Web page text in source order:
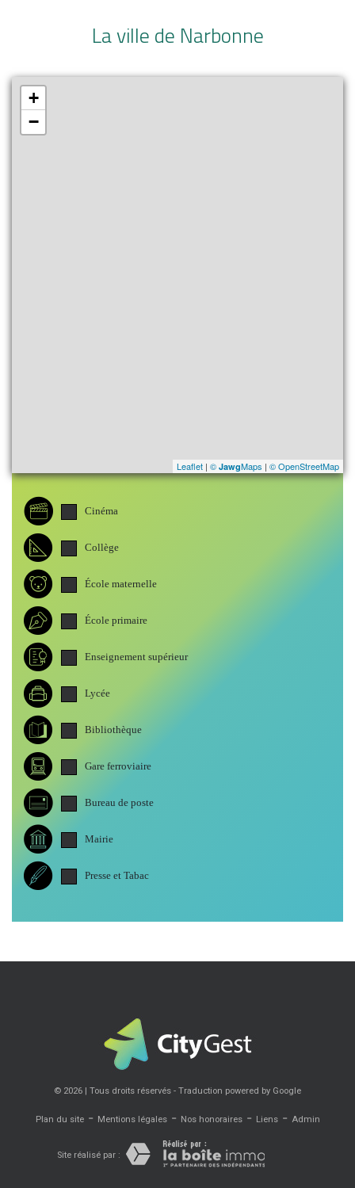
La ville de Narbonne
+
−
Leaflet | © JawgMaps | © OpenStreetMap
Cinéma
Collège
École maternelle
École primaire
Enseignement supérieur
Lycée
Bibliothèque
Gare ferroviaire
Bureau de poste
Mairie
Presse et Tabac
© 2026 | Tous droits réservés - Traduction powered by Google
Plan du site- Mentions légales- Nos honoraires- Liens- Admin
Site réalisé par :